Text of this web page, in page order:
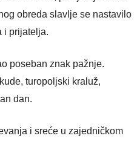
obreda slavlje se nastavilo
i prijatelja.
poseban znak pažnje.
turopoljski kraluž,
dan.
i sreće u zajedničkom